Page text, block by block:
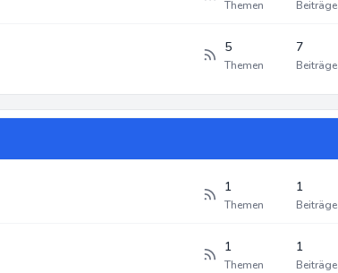
Themen Beiträge
5
Themen
7
Beiträge
1
Themen
1
Beiträge
1
Themen
1
Beiträge